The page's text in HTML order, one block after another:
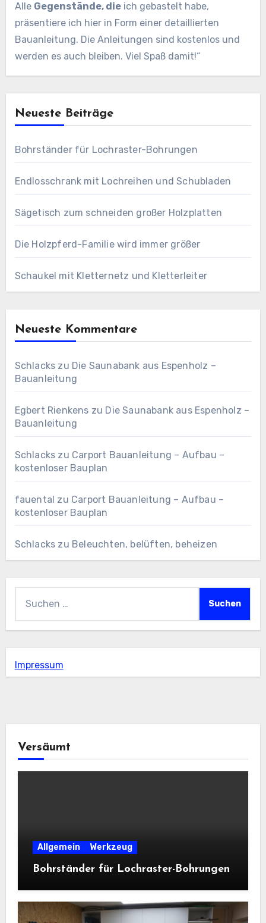
Alle Gegenstände, dieich gebastelt habe,
präsentiere ich hier in Form einer detaillierten
Bauanleitung. Die Anleitungen sind kostenlos und
werden es auch bleiben. Viel Spaß damit!“
Neueste Beiträge
Bohrständer für Lochraster-Bohrungen
Endlosschrank mit Lochreihen und Schubladen
Sägetisch zum schneiden großer Holzplatten
Die Holzpferd-Familie wird immer größer
Schaukel mit Kletternetz und Kletterleiter
Neueste Kommentare
Schlacks zu Die Saunabank aus Espenholz –
Bauanleitung
Egbert Rienkens zu Die Saunabank aus Espenholz –
Bauanleitung
Schlacks zu Carport Bauanleitung – Aufbau –
kostenloser Bauplan
fauental zu Carport Bauanleitung – Aufbau –
kostenloser Bauplan
Schlacks zu Beleuchten, belüften, beheizen
nach:
Impressum
Versäumt
Allgemein Werkzeug
Bohrständer für Lochraster-Bohrungen